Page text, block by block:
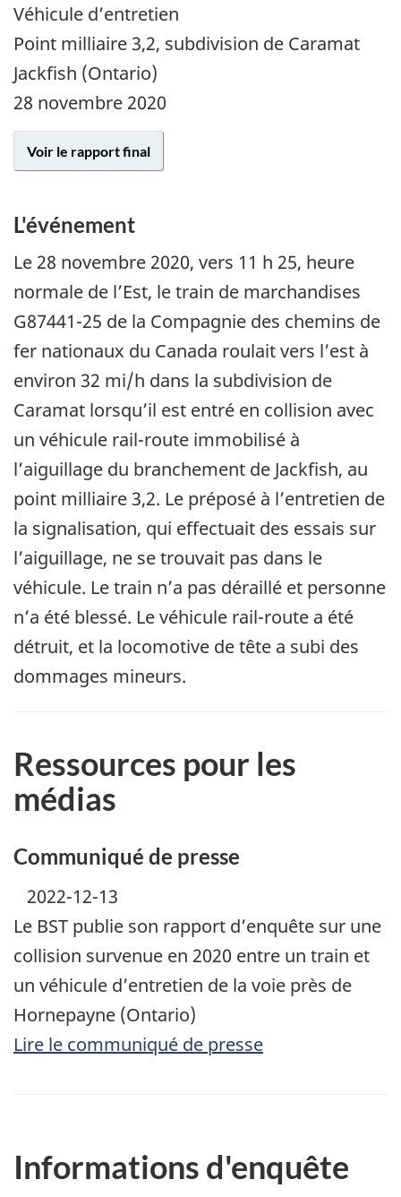
Véhicule d’entretien
Point milliaire 3,2, subdivision de Caramat
Jackfish (Ontario)
28 novembre 2020
Voir le rapport final
L'événement
Le 28 novembre 2020, vers 11 h 25, heure
normale de l’Est, le train de marchandises
G87441-25 de la Compagnie des chemins de
fer nationaux du Canada roulait vers l’est à
environ 32 mi/h dans la subdivision de
Caramat lorsqu’il est entré en collision avec
un véhicule rail-route immobilisé à
l’aiguillage du branchement de Jackfish, au
point milliaire 3,2. Le préposé à l’entretien de
la signalisation, qui effectuait des essais sur
l’aiguillage, ne se trouvait pas dans le
véhicule. Le train n’a pas déraillé et personne
n’a été blessé. Le véhicule rail-route a été
détruit, et la locomotive de tête a subi des
dommages mineurs.
Ressources pour les
médias
Communiqué de presse
2022-12-13
Le BST publie son rapport d’enquête sur une
collision survenue en 2020 entre un train et
un véhicule d’entretien de la voie près de
Hornepayne (Ontario)
Lire le communiqué de presse
Informations d'enquête